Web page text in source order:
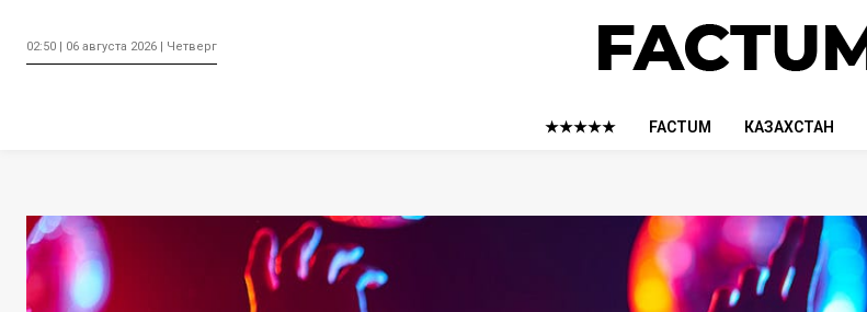
02:50 | 06 августа 2026 | Четверг
★★★★★ FACTUM КАЗАХСТАН